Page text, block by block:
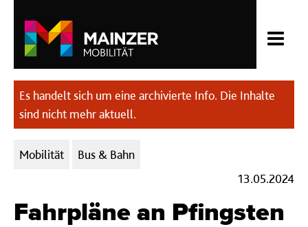
Es handelt sich um eine archivierte Info. Die Inhalte
sind nicht mehr aktuell.
Kategorien:
Mobilität
Bus & Bahn
13.05.2024
Fahrpläne an Pfingsten